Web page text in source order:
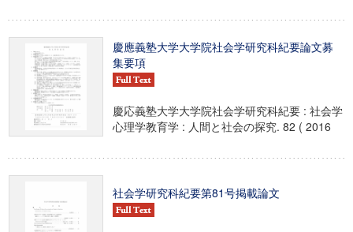
慶應義塾大学大学院社会学研究科紀要論文募
集要項
慶応義塾大学大学院社会学研究科紀要 : 社会学
心理学教育学 : 人間と社会の探究. 82 ( 2016
社会学研究科紀要第81号掲載論文